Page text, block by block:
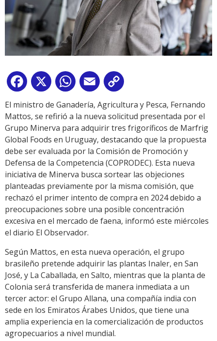
Facebook
X WhatsApp
Email
Link
El ministro de Ganadería, Agricultura y Pesca, Fernando
Mattos, se refirió a la nueva solicitud presentada por el
Grupo Minerva para adquirir tres frigoríficos de Marfrig
Global Foods en Uruguay, destacando que la propuesta
debe ser evaluada por la Comisión de Promoción y
Defensa de la Competencia (COPRODEC). Esta nueva
iniciativa de Minerva busca sortear las objeciones
planteadas previamente por la misma comisión, que
rechazó el primer intento de compra en 2024 debido a
preocupaciones sobre una posible concentración
excesiva en el mercado de faena, informó este miércoles
el diario El Observador.
Según Mattos, en esta nueva operación, el grupo
brasileño pretende adquirir las plantas Inaler, en San
José, y La Caballada, en Salto, mientras que la planta de
Colonia será transferida de manera inmediata a un
tercer actor: el Grupo Allana, una compañía india con
sede en los Emiratos Árabes Unidos, que tiene una
amplia experiencia en la comercialización de productos
agropecuarios a nivel mundial.